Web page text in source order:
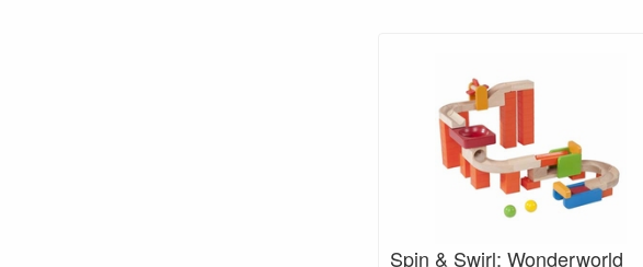
Spin & Swirl; Wonderworld